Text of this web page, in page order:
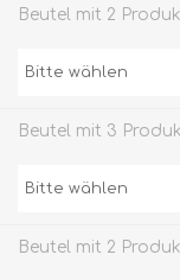
Beutel mit 2
Beutel mit 3
Beutel mit 2